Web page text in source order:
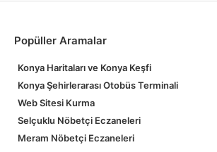
Popüller Aramalar
Konya Haritaları ve Konya Keşfi
Konya Şehirlerarası Otobüs Terminali
Web Sitesi Kurma
Selçuklu Nöbetçi Eczaneleri
Meram Nöbetçi Eczaneleri